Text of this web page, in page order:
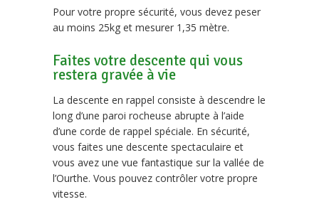
Pour votre propre sécurité, vous devez peser
au moins 25kg et mesurer 1,35 mètre.
Faites votre descente qui vous
restera gravée à vie
La descente en rappel consiste à descendre le
long d’une paroi rocheuse abrupte à l’aide
d’une corde de rappel spéciale. En sécurité,
vous faites une descente spectaculaire et
vous avez une vue fantastique sur la vallée de
l’Ourthe. Vous pouvez contrôler votre propre
vitesse.